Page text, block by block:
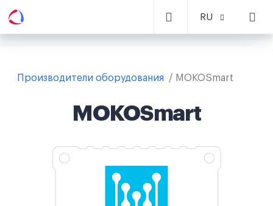
RU
Производители оборудования MOKOSmart
MOKOSmart